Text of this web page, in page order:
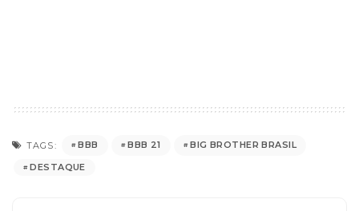
TAGS: BBB BBB 21
BIG BROTHER BRASIL
DESTAQUE